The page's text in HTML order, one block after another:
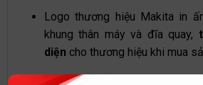
Logo thương hiệu Makita in
khung thân máy và đĩa quay,
diện cho thương hiệu khi mua